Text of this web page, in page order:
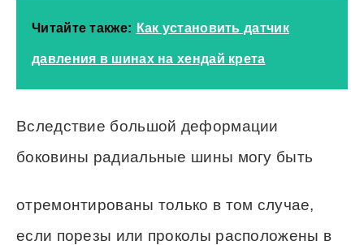
Читайте также: Как установить датчик
давления в шинах на хендай крета
Вследствие большой деформации
боковины радиальные шины могу быть
отремонтированы только в том случае,
если порезы или проколы расположены в